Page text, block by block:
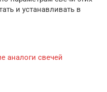
и устанавливать в
аналоги свечей